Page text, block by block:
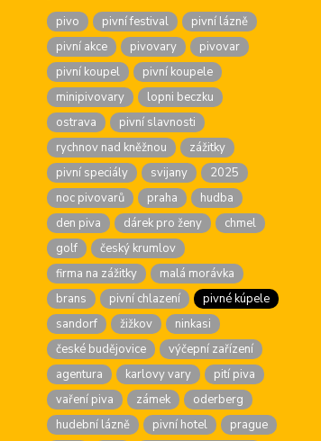
pivo pivní festival
pivní lázně
pivní akce
pivovary
pivovar
pivní koupel
pivní koupele
minipivovary
lopni beczku
ostrava
pivní slavnosti
rychnov nad kněžnou
zážitky
pivní speciály
svijany
2025
noc pivovarů
praha
hudba
den piva
dárek pro ženy
chmel
golf
český krumlov
firma na zážitky
malá morávka
brans
pivní chlazení
pivné kúpele
sandorf
žižkov
ninkasi
české budějovice
výčepní zařízení
agentura
karlovy vary
pití piva
vaření piva
zámek
oderberg
hudební lázně
pivní hotel
prague